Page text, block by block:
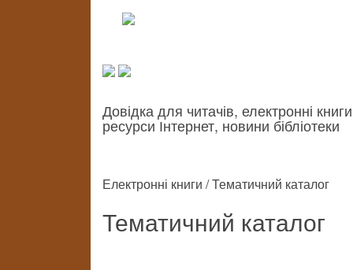
Довідка для читачів, електронні
ресурси Інтернет, новини бібліотеки
Електронні книги / Тематичний каталог
Тематичний каталог